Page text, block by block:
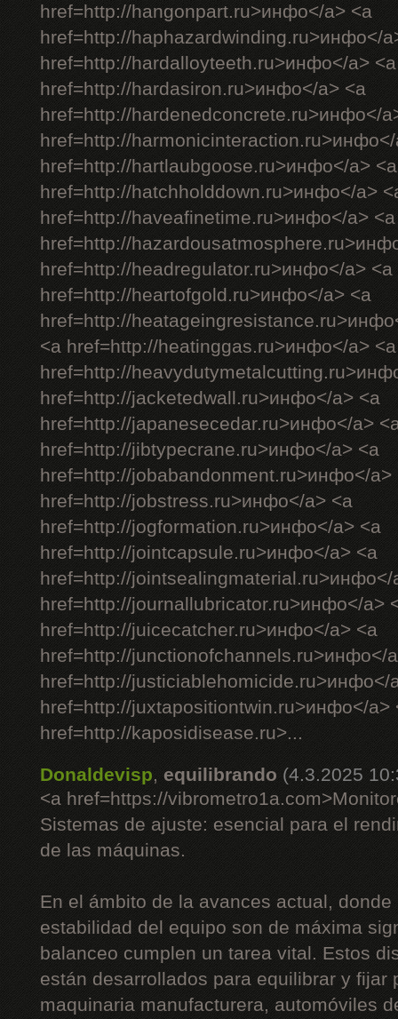
href=http://hangonpart.ru>инфо</a> <a
href=http://haphazardwinding.ru>инфо</
href=http://hardalloyteeth.ru>инфо</a> <a
href=http://hardasiron.ru>инфо</a> <a
href=http://hardenedconcrete.ru>инфо</
href=http://
href=http://hartlaubgoose.ru>инфо</a> <a
href=http://hatchholddown.ru>инфо</a>
href=http://haveafinetime.ru>инфо</a> <a
href=http://
href=http://headregulator.ru>инфо</a> <a
href=http://heartofgold.ru>инфо</a> <a
href=http://
<a href=http://heatinggas.ru>инфо</a> <a
href=http://
href=http://jacketedwall.ru>инфо</a> <a
href=http://japanesecedar.ru>инфо</a>
href=http://jibtypecrane.ru>инфо</a> <a
href=http://jobabandonment.ru>инфо</a>
href=http://jobstress.ru>инфо</a> <a
href=http://jogformation.ru>инфо</a> <a
href=http://jointcapsule.ru>инфо</a> <a
href=http://jointsealingmaterial.ru>инфо</
href=http://journallubricator.ru>инфо</a>
href=http://juicecatcher.ru>инфо</a> <a
href=http://junctionofchannels.ru>инфо</
href=http://justiciablehomicide.ru>инфо</
href=http://juxtapositiontwin.ru>инфо</a>
href=http://kaposidisease.ru>...
Donaldevisp, equilibrando (4.3.2025
<a href=https://
Sistemas de ajuste: esencial para el
de las máquinas.
En el ámbito de la avances actual,
estabilidad del equipo son de máxima
balanceo cumplen un tarea vital. Estos
están desarrollados para equilibrar y fijar
maquinaria manufacturera, automóviles